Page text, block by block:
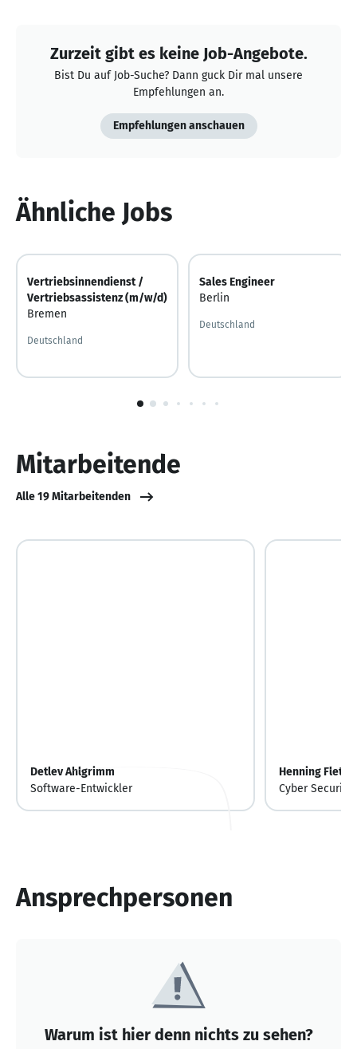
Zurzeit gibt es keine Job-Angebote.
Bist Du auf Job-Suche? Dann guck Dir mal unsere
Empfehlungen an.
Empfehlungen anschauen
Ähnliche Jobs
Vertriebsinnendienst /
Vertriebsassistenz (m/w/d)
Bremen
Deutschland
Sales Engineer
Berlin
Deutschland
Mitarbeitende
Alle 19 Mitarbeitenden
Detlev Ahlgrimm
Software-Entwickler
Henning Fleth
Cyber
Ansprechpersonen
Warum ist hier denn nichts zu sehen?